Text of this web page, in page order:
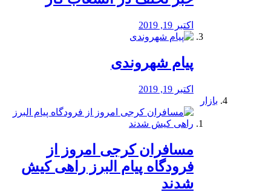
اکتبر 19, 2019
پیام شهروندی
اکتبر 19, 2019
بازار
مسافران کرجی امروز از
فرودگاه پیام البرز راهی کیش
شدند